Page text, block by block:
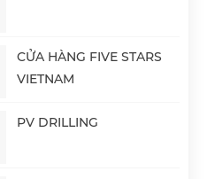
CỬA HÀNG FIVE STARS
VIETNAM
PV DRILLING